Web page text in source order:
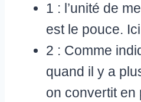
1 : l’unité de
est le pouce. Ici
2 : Comme
quand il y a
on convertit en